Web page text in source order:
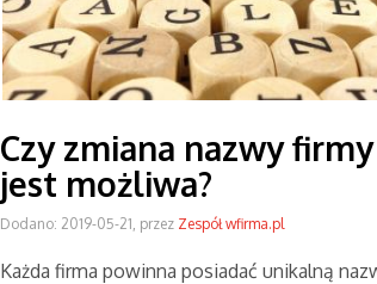
Czy zmiana nazwy firmy
jest możliwa?
Dodano: 2019-05-21, przez Zespół wfirma.pl
Każda firma powinna posiadać unikalną